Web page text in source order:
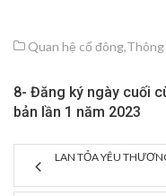
Quan hệ cổ đông,
8- Đăng ký ngày cuối
bản lần 1 năm 2023
LAN TỎA YÊU